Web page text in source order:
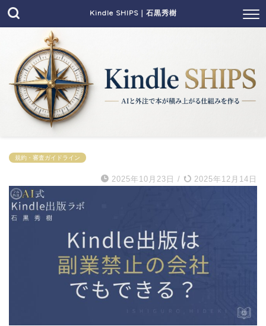
Kindle SHIPS｜石黒秀樹
規約・審査ガイドライン
2025年10月23日 / 2025年12月14日